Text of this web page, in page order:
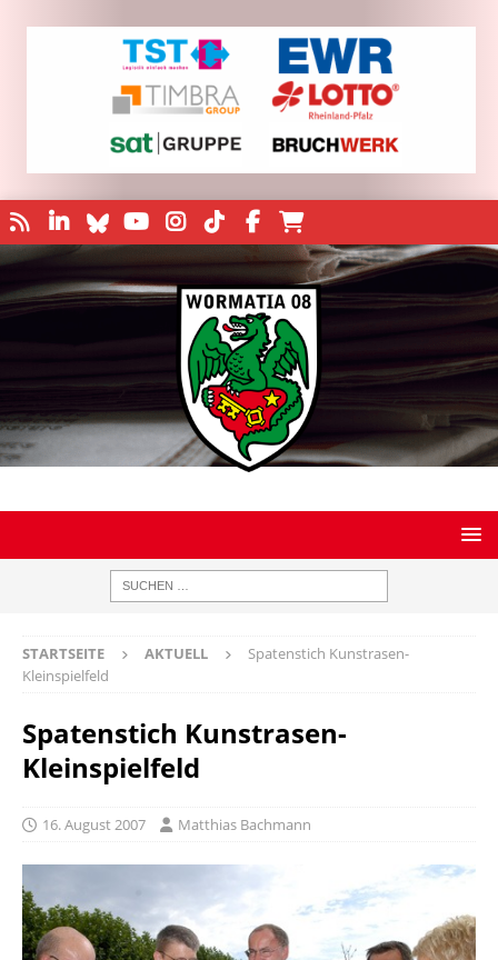
STARTSEITE AKTUELL
Spatenstich Kunstrasen-
Kleinspielfeld
Spatenstich Kunstrasen-
Kleinspielfeld
16. August 2007 Matthias Bachmann